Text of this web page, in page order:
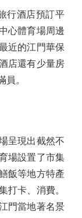
行酒店預訂平
心體育場周邊
近的江門華保
店還有少量房
員。
呈現出截然不
場設置了市集
飯等地方特產
打卡、消費。
門當地著名景